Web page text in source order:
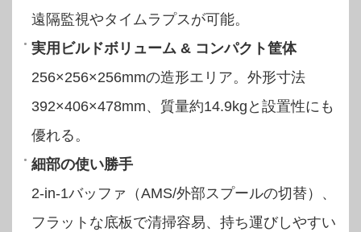
遠隔監視やタイムラプスが可能。
実用ビルドボリューム & コンパクト筐体
256×256×256mmの造形エリア。外形寸法
392×406×478mm、質量約14.9kgと設置性にも
優れる。
細部の使い勝手
2-in-1バッファ（AMS/外部スプールの切替）、
フラットな底板で清掃容易、持ち運びしやすい